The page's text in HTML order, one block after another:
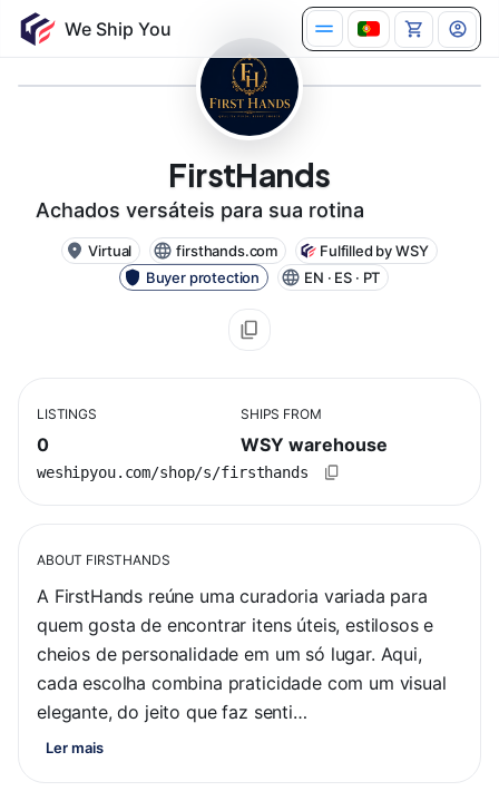
FirstHands
Achados versáteis para sua rotina
Virtual firsthands.com
Fulfilled by WSY
Buyer protection
EN · ES · PT
LISTINGS
0
SHIPS FROM
WSY warehouse
weshipyou.com/shop/s/firsthands
ABOUT FIRSTHANDS
A FirstHands reúne uma curadoria variada para
quem gosta de encontrar itens úteis, estilosos e
cheios de personalidade em um só lugar. Aqui,
cada escolha combina praticidade com um visual
elegante, do jeito que faz senti…
Ler mais